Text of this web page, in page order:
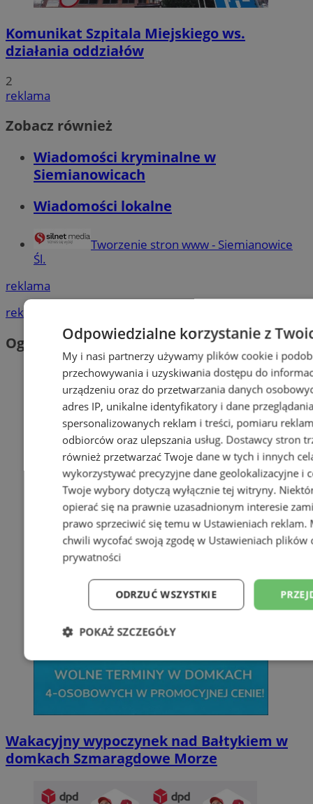
Komunikat Szpitala Miejskiego ws.
działania oddziałów
2
reklama
Zobacz również
Wiadomości kryminalne w
Siemianowicach
Wiadomości lokalne
Tworzenie stron www - Siemianowice
Śl.
reklama
reklama
Ogłoszenia
Wakacyjny wypoczynek nad Bałtykiem w
domkach Szmaragdowe Morze
Odpowiedzialne korzystanie z
My i nasi partnerzy używamy plików cookie i
przechowywania i uzyskiwania dostępu do
urządzeniu oraz do przetwarzania danych
adres IP, unikalne identyfikatory i dane
spersonalizowanych reklam i treści, pomiaru
odbiorców oraz ulepszania usług. Dostawcy stron
również przetwarzać Twoje dane w tych i innych
wykorzystywać precyzyjne dane geolokalizacyjne i
Twoje wybory dotyczą wyłącznie tej witryny.
opierać się na prawnie uzasadnionym interesie
prawo sprzeciwić się temu w Ustawieniach reklam.
chwili wycofać swoją zgodę w Ustawieniach plików
prywatności
ODRZUĆ WSZYSTKIE
POKAŻ SZCZEGÓŁY
Niezbędne Wydajność
Niesklasyfikowane